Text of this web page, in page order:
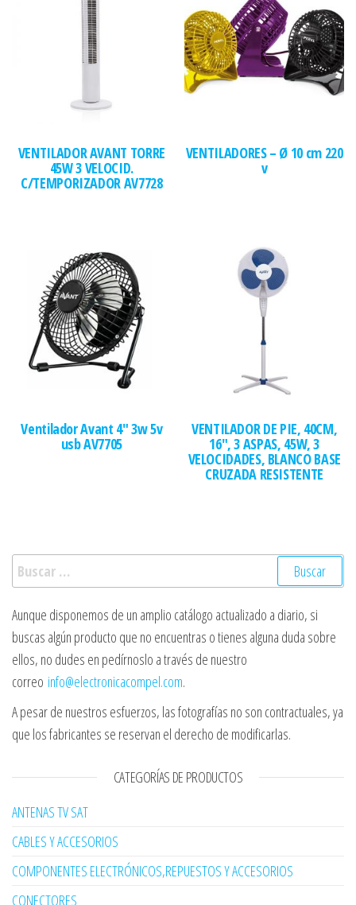
VENTILADOR AVANT TORRE
45W 3 VELOCID.
C/TEMPORIZADOR AV7728
VENTILADORES – Ø 10 cm 220
v
Ventilador Avant 4″ 3w 5v
usb AV7705
VENTILADOR DE PIE, 40CM,
16″, 3 ASPAS, 45W, 3
VELOCIDADES, BLANCO BASE
CRUZADA RESISTENTE
Buscar:
Aunque disponemos de un amplio catálogo actualizado a diario, si
buscas algún producto que no encuentras o tienes alguna duda sobre
ellos, no dudes en pedírnoslo a través de nuestro
correo info@electronicacompel.com.
A pesar de nuestros esfuerzos, las fotografías no son contractuales, ya
que los fabricantes se reservan el derecho de modificarlas.
CATEGORÍAS DE PRODUCTOS
ANTENAS TV SAT
CABLES Y ACCESORIOS
COMPONENTES ELECTRÓNICOS,REPUESTOS Y ACCESORIOS
CONECTORES